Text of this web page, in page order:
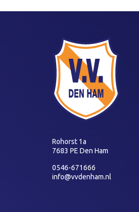
Rohorst 1a
7683 PE Den Ham
0546-671666
info@vvdenham.nl